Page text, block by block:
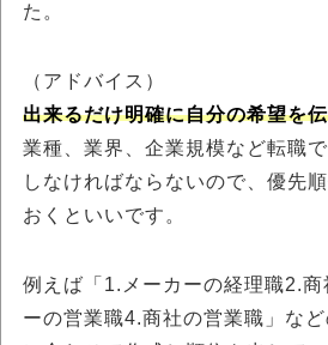
た。
（アドバイス）
出来るだけ明確に自分の希望を
業種、業界、企業規模など転職
しなければならないので、優先
おくといいです。
例えば「1.メーカーの経理職2.
ーの営業職4.商社の営業職」な